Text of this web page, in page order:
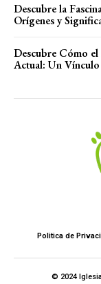
Descubre la
Orígenes y
Descubre Cómo
Actual: Un
Politica de
© 2024